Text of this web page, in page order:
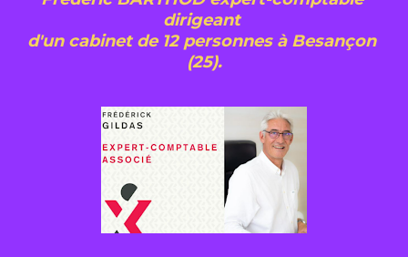
dirigeant
d'un cabinet de 12 personnes à Besançon
(25).